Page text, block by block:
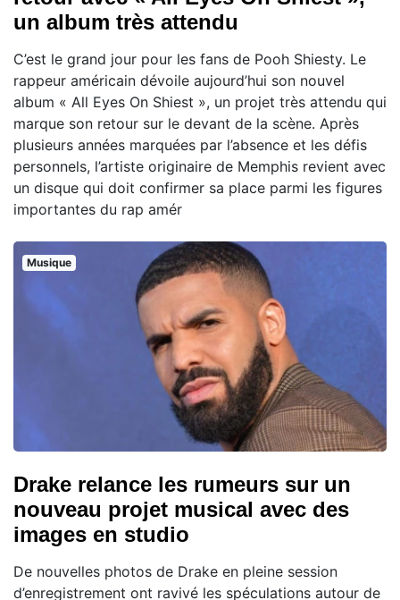
un album très attendu
C’est le grand jour pour les fans de Pooh Shiesty. Le
rappeur américain dévoile aujourd’hui son nouvel
album « All Eyes On Shiest », un projet très attendu qui
marque son retour sur le devant de la scène. Après
plusieurs années marquées par l’absence et les défis
personnels, l’artiste originaire de Memphis revient avec
un disque qui doit confirmer sa place parmi les figures
importantes du rap amér
Musique
Drake relance les rumeurs sur un
nouveau projet musical avec des
images en studio
De nouvelles photos de Drake en pleine session
d’enregistrement ont ravivé les spéculations autour de